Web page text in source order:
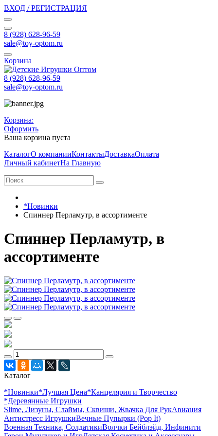
ВХОД / РЕГИСТРАЦИЯ
8 (928) 628-96-59
sale@toy-optom.ru
Корзина
8 (928) 628-96-59
sale@toy-optom.ru
Корзина:
Оформить
Ваша корзина пуста
КаталогО компанииКонтактыДоставкаОплата
Личный кабинетНа Главную
*Новинки
Спиннер Перламутр, в ассортименте
Спиннер Перламутр, в
ассортименте
Каталог
*Новинки*Лучшая Цена*Канцелярия и Творчество
*Деревянные Игрушки
Slime, Лизуны, Слаймы, Сквиши, Жвачка Для РукАвиация
Антистресс ИгрушкиВечные Пупырки (Pop It)
Военная Техника, СолдатикиВолчки Бейблэйд, Инфинити